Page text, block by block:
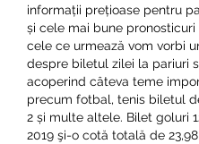
informații prețioase pentru
și cele mai bune pronosticuri
cele ce urmează vom vorbi
despre biletul zilei la pariuri
acoperind câteva teme
precum fotbal, tenis biletul
2 și multe altele. Bilet goluri
2019 şi-o cotă totală de